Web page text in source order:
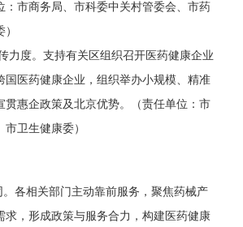
：市商务局、市科委中关村管委会、市药
力度。 支持有关区组织召开医药健康企业
医药健康企业， 组织举办小规模、精准
贯惠企政策及北京优势。
（责任单位：市
卫生健康委）
各相关部门主动靠前服务， 聚焦药械产
求 ， 形成政策与服务合力，构建医药健康